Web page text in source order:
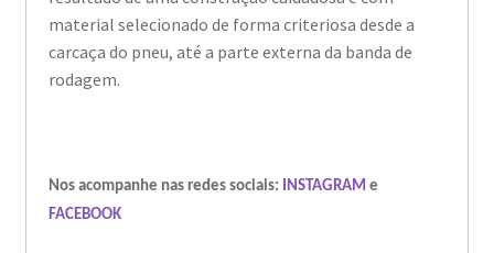
material selecionado de forma criteriosa desde a
carcaça do pneu, até a parte externa da banda de
rodagem.
Nos acompanhe nas redes sociais: INSTAGRAM e
FACEBOOK